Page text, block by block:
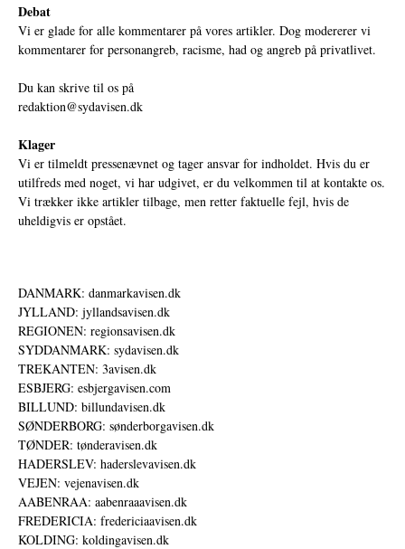
Debat
Vi er glade for alle kommentarer på vores artikler. Dog modererer vi
kommentarer for personangreb, racisme, had og angreb på privatlivet.
Du kan skrive til os på
redaktion@sydavisen.dk
Klager
Vi er tilmeldt pressenævnet og tager ansvar for indholdet. Hvis du er
utilfreds med noget, vi har udgivet, er du velkommen til at kontakte os.
Vi trækker ikke artikler tilbage, men retter faktuelle fejl, hvis de
uheldigvis er opstået.
DANMARK: danmarkavisen.dk
JYLLAND: jyllandsavisen.dk
REGIONEN: regionsavisen.dk
SYDDANMARK: sydavisen.dk
TREKANTEN: 3avisen.dk
ESBJERG: esbjergavisen.com
BILLUND: billundavisen.dk
SØNDERBORG: sønderborgavisen.dk
TØNDER: tønderavisen.dk
HADERSLEV: haderslevavisen.dk
VEJEN: vejenavisen.dk
AABENRAA: aabenraaavisen.dk
FREDERICIA: fredericiaavisen.dk
KOLDING: koldingavisen.dk